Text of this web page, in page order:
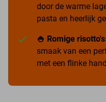
door de warme
pasta en heerlijk
🍚 Romige
smaak van een
met een flinke